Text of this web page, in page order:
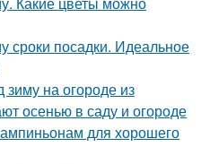
сроки посадки. Идеальное
на огороде из
осенью в саду и огороде
для хорошего